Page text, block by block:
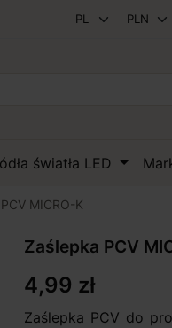
światła LED
MICRO-K
Zaślepka PCV
4,99 zł
Zaślepka PCV do